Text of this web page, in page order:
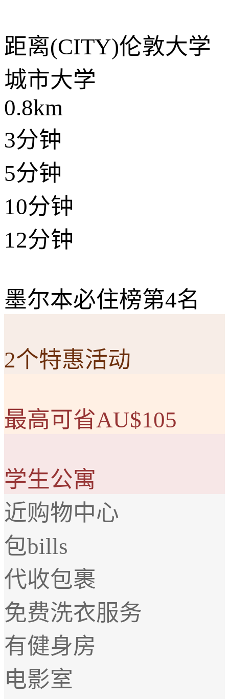
距离(CITY)伦敦大学
城市大学
0.8km
3分钟
5分钟
10分钟
12分钟
墨尔本必住榜第4名
2个特惠活动
最高可省AU$105
学生公寓
近购物中心
包bills
代收包裹
免费洗衣服务
有健身房
电影室